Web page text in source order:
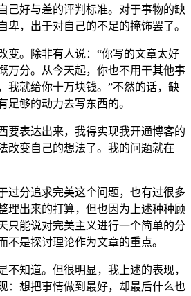
己好与差的评判标准。对于事物的缺
卑，出于对自己的不足的掩饰罢了。
变。除非有人说：“你写的文章太好
万分。从今天起，你也不用干其他事
我就给你十万块钱。”不然的话，缺
足够的动力去写东西的。
要表达出来，我得实现我开通博客的
改变自己的想法了。我的问题就在
过分追求完美这个问题，也有过很多
理出来的打算，但也因为上述种种顾
只能说对完美主义进行一个简单的分
不是探讨理论作为文章的重点。
不知道。但很明显，我上述的表现，
：想把事情做到最好，却最后什么也